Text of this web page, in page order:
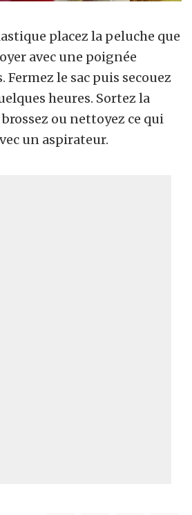
placez la peluche que
avec une poignée
Fermez le sac puis secouez
heures. Sortez la
ou nettoyez ce qui
un aspirateur.